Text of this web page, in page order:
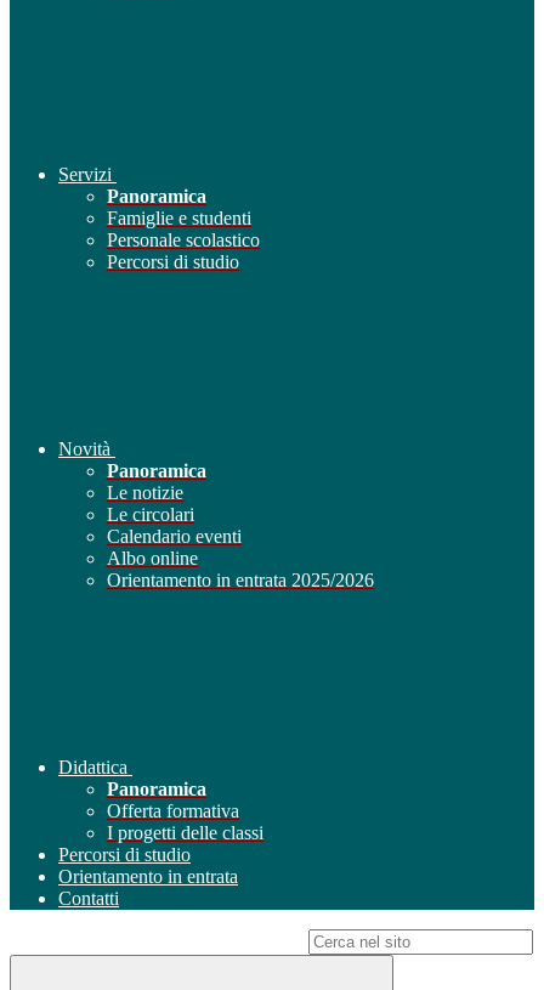
Servizi
Panoramica
Famiglie e studenti
Personale scolastico
Percorsi di studio
Novità
Panoramica
Le notizie
Le circolari
Calendario eventi
Albo online
Orientamento in entrata 2025/2026
Didattica
Panoramica
Offerta formativa
I progetti delle classi
Percorsi di studio
Orientamento in entrata
Contatti